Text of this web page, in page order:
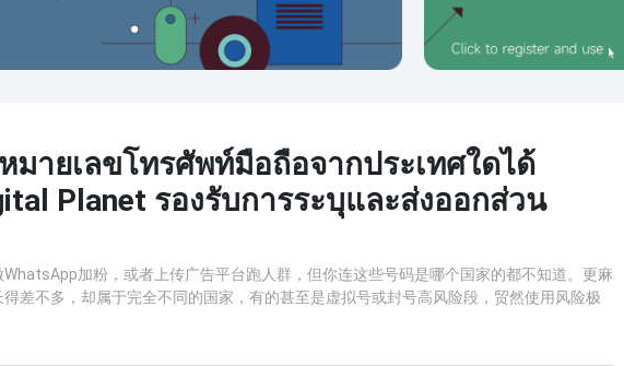
มายเลขโทรศัพท์มือถือจากประเทศใดได้
Planet รองรับการระบุและส่งออกส่วน
加粉，或者上传广告平台跑人群，但你连这些号码是哪个国家的都不知道。更麻
差不多，却属于完全不同的国家，有的甚至是虚拟号或封号高风险段，贸然使用风险极